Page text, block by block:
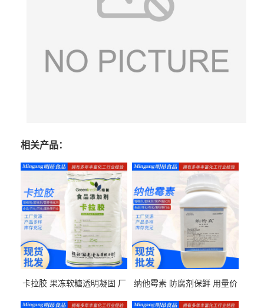
相关产品：
卡拉胶 果冻软糖透明凝固 厂
纳他霉素 防腐剂保鲜 用量价